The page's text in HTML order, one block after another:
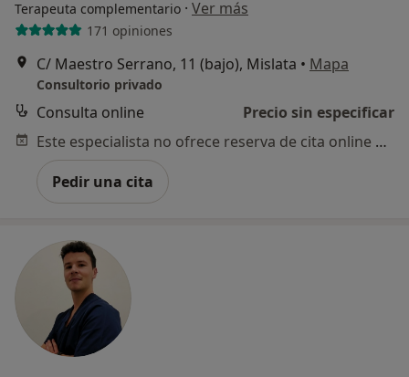
Terapeuta complementario · Ver más
171 opiniones
C/ Maestro Serrano, 11 (bajo), Mislata • Mapa
Consultorio privado
Consulta online
Precio sin especificar
Este especialista no ofrece reserva de cita online en esta dirección.
Pedir una cita